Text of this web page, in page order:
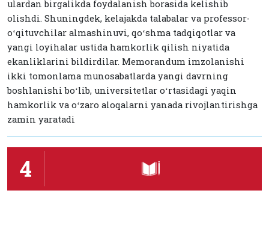
ulardan birgalikda foydalanish borasida kelishib
olishdi. Shuningdek, kelajakda talabalar va professor-
oʻqituvchilar almashinuvi, qoʻshma tadqiqotlar va
yangi loyihalar ustida hamkorlik qilish niyatida
ekanliklarini bildirdilar. Memorandum imzolanishi
ikki tomonlama munosabatlarda yangi davrning
boshlanishi boʻlib, universitetlar oʻrtasidagi yaqin
hamkorlik va oʻzaro aloqalarni yanada rivojlantirishga
zamin yaratadi
4